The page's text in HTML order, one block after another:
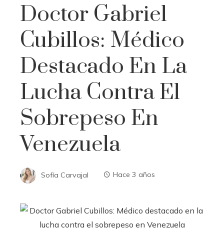
Doctor Gabriel
Cubillos: Médico
Destacado En La
Lucha Contra El
Sobrepeso En
Venezuela
Sofía Carvajal Hace 3 años